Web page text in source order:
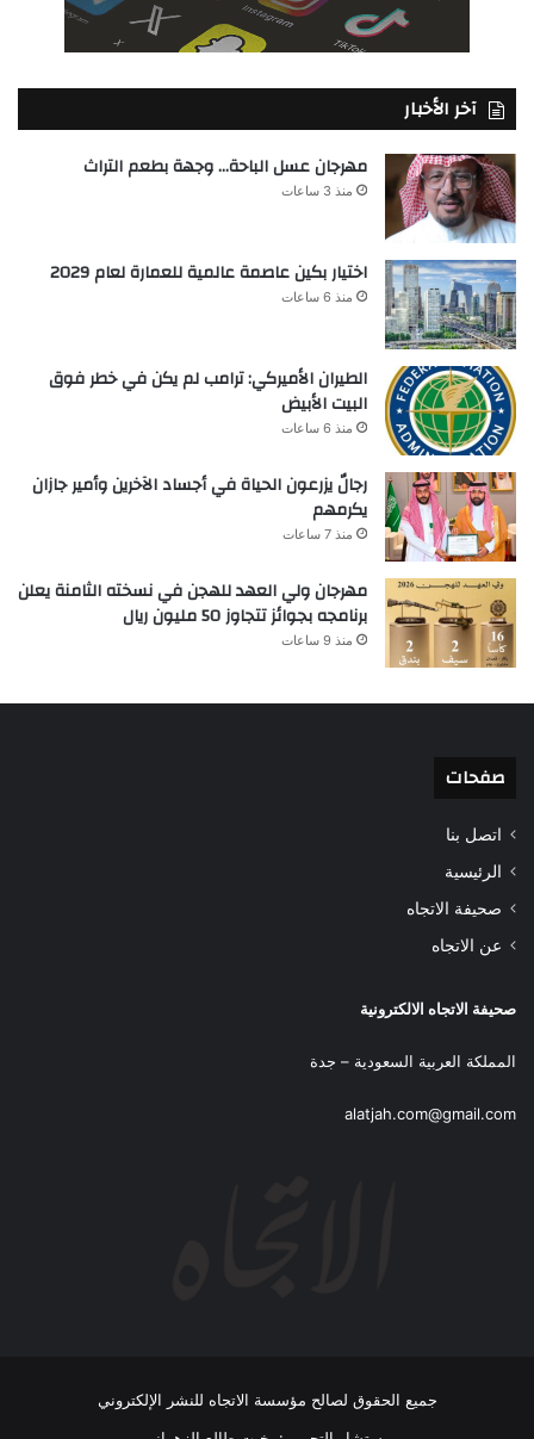
آخر الأخبار
مهرجان عسل الباحة… وجهة بطعم التراث
منذ 3 ساعات
اختيار بكين عاصمة عالمية للعمارة لعام 2029
منذ 6 ساعات
الطيران الأميركي: ترامب لم يكن في خطر فوق
البيت الأبيض
منذ 6 ساعات
رجالٌ يزرعون الحياة في أجساد الآخرين وأمير جازان
يكرمهم
منذ 7 ساعات
مهرجان ولي العهد للهجن في نسخته الثامنة يعلن
برنامجه بجوائز تتجاوز 50 مليون ريال
منذ 9 ساعات
صفحات
اتصل بنا
الرئيسية
صحيفة الاتجاه
عن الاتجاه
صحيفة الاتجاه الالكترونية
المملكة العربية السعودية – جدة
alatjah.com@gmail.com
جميع الحقوق لصالح مؤسسة الاتجاه للنشر الإلكتروني